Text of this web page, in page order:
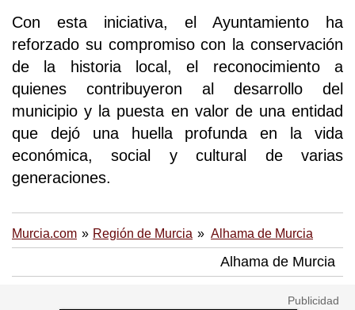
Con esta iniciativa, el Ayuntamiento ha
reforzado su compromiso con la conservación
de la historia local, el reconocimiento a
quienes contribuyeron al desarrollo del
municipio y la puesta en valor de una entidad
que dejó una huella profunda en la vida
económica, social y cultural de varias
generaciones.
Murcia.com Región de Murcia Alhama de Murcia
Alhama de Murcia